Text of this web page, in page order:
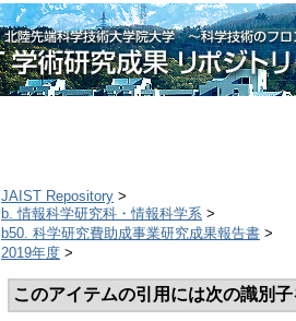
JAIST Repository >
b. 情報科学研究科・情報科学系 >
b50. 科学研究費助成事業研究成果報告書 >
2019年度 >
このアイテムの引用には次の識別